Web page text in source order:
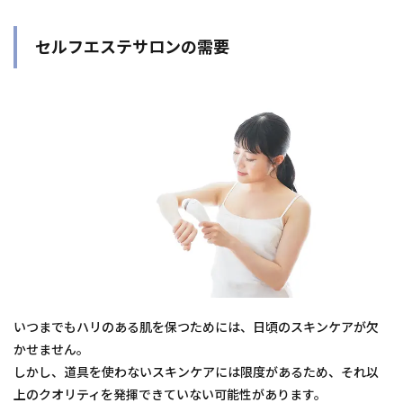
セルフエステサロンの需要
いつまでもハリのある肌を保つためには、日頃のスキンケアが欠
かせません。
しかし、道具を使わないスキンケアには限度があるため、それ以
上のクオリティを発揮できていない可能性があります。